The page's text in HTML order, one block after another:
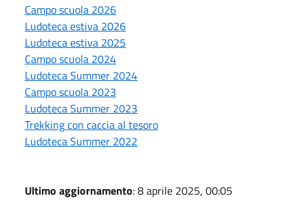
Campo scuola 2026
Ludoteca estiva 2026
Ludoteca estiva 2025
Campo scuola 2024
Ludoteca Summer 2024
Campo scuola 2023
Ludoteca Summer 2023
Trekking con caccia al tesoro
Ludoteca Summer 2022
Ultimo aggiornamento: 8 aprile 2025, 00:05